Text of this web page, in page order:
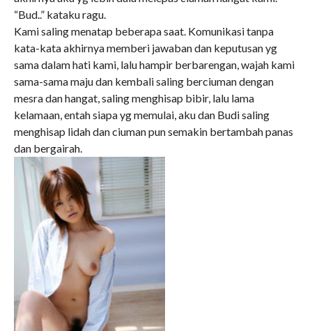
“Bud..” kataku ragu.
Kami saling menatap beberapa saat. Komunikasi tanpa
kata-kata akhirnya memberi jawaban dan keputusan yg
sama dalam hati kami, lalu hampir berbarengan, wajah kami
sama-sama maju dan kembali saling berciuman dengan
mesra dan hangat, saling menghisap bibir, lalu lama
kelamaan, entah siapa yg memulai, aku dan Budi saling
menghisap lidah dan ciuman pun semakin bertambah panas
dan bergairah.